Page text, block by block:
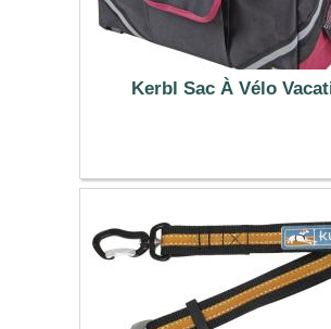
Kerbl Sac À Vélo
31.99 €